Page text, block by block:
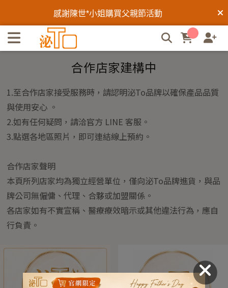
感謝陳勝*先生購買父親節活動
感謝杜明*先生購買父親節活動
感謝邱欣*小姐購買父親節活動
感謝鐘明*先生購買父親節活動
合作店家建構中
1.至合作店家接受服務時，請認明泌To品牌以確保產品品質
與使用安心 。
2.如有任何疑問，請洽官方 LINE 客服。
3.點選各地區照片，即可連結線上預約。
合作店家聲明
本頁所列店家均為獨立經營單位，僅向泌To品牌進貨，與品
牌公司無僱傭、代理、合夥或加盟關係。
各店家如有不實宣稱、醫療療效暗示或其他違法行為，應自
行負責。